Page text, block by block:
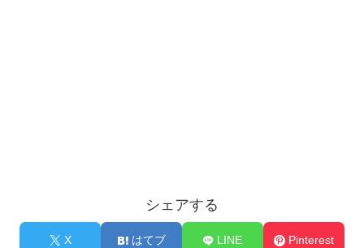
シェアする
X はてブ LINE Pinterest